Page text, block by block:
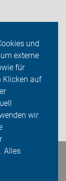
und
externe
für
Klicken auf
wir
Alles